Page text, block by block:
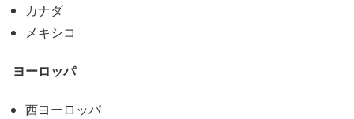
カナダ
メキシコ
ヨーロッパ
西ヨーロッパ